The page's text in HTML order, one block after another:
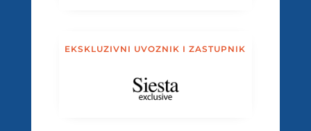
EKSKLUZIVNI UVOZNIK I ZASTUPNIK